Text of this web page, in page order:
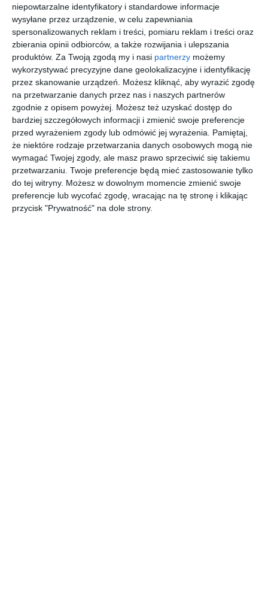
niepowtarzalne identyfikatory i standardowe informacje
wysyłane przez urządzenie, w celu zapewniania
spersonalizowanych reklam i treści, pomiaru reklam i treści oraz
zbierania opinii odbiorców, a także rozwijania i ulepszania
produktów. Za Twoją zgodą my i nasi partnerzy możemy
wykorzystywać precyzyjne dane geolokalizacyjne i identyfikację
przez skanowanie urządzeń. Możesz kliknąć, aby wyrazić zgodę
na przetwarzanie danych przez nas i naszych partnerów
zgodnie z opisem powyżej. Możesz też uzyskać dostęp do
bardziej szczegółowych informacji i zmienić swoje preferencje
przed wyrażeniem zgody lub odmówić jej wyrażenia. Pamiętaj,
że niektóre rodzaje przetwarzania danych osobowych mogą nie
wymagać Twojej zgody, ale masz prawo sprzeciwić się takiemu
przetwarzaniu. Twoje preferencje będą mieć zastosowanie tylko
do tej witryny. Możesz w dowolnym momencie zmienić swoje
preferencje lub wycofać zgodę, wracając na tę stronę i klikając
przycisk "Prywatność" na dole strony.
PROJEKT
Zatopiony w naturze -
domek wypoczynkowy z
kojącymi widokami
W leśnym otoczeniu włoskiego parku termalnego powstały
“Zielone Domki” - miejsce do wypoczynku, które pozwala
bez reszty zanurzyć się w
POKAŻ WIĘCEJ
AUTOR: Home Sweet Home PR